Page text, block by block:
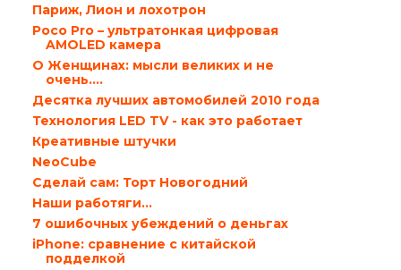
Париж, Лион и лохотрон
Poco Pro – ультратонкая цифровая
AMOLED камера
О Женщинах: мысли великих и не
очень….
Десятка лучших автомобилей 2010 года
Технология LED TV - как это работает
Креативные штучки
NeoCube
Сделай сам: Торт Новогодний
Наши работяги…
7 ошибочных убеждений о деньгах
iPhone: сравнение с китайской
подделкой